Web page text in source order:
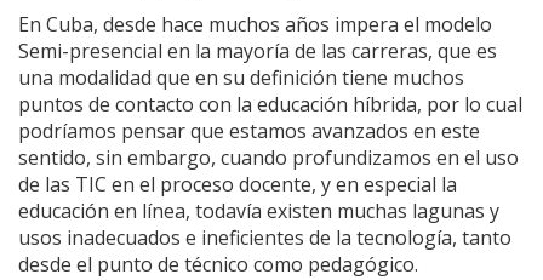
En Cuba, desde hace muchos años impera el modelo
Semi-presencial en la mayoría de las carreras, que es
una modalidad que en su definición tiene muchos
puntos de contacto con la educación híbrida, por lo cual
podríamos pensar que estamos avanzados en este
sentido, sin embargo, cuando profundizamos en el uso
de las TIC en el proceso docente, y en especial la
educación en línea, todavía existen muchas lagunas y
usos inadecuados e ineficientes de la tecnología, tanto
desde el punto de técnico como pedagógico.